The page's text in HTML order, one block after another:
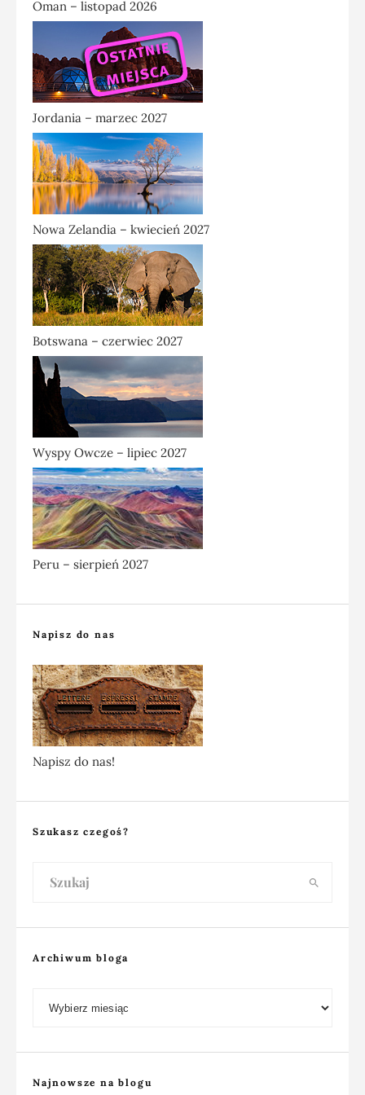
Oman – listopad 2026
Jordania – marzec 2027
Nowa Zelandia – kwiecień 2027
Botswana – czerwiec 2027
Wyspy Owcze – lipiec 2027
Peru – sierpień 2027
Napisz do nas
Napisz do nas!
Szukasz czegoś?
Archiwum bloga
Najnowsze na blogu